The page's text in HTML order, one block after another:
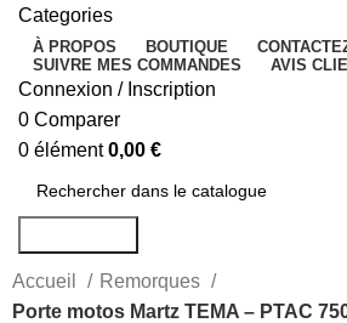
Categories
À PROPOS BOUTIQUE
SUIVRE MES COMMANDES
AVIS
Connexion / Inscription
0 Comparer
0 élément 0,00 €
Accueil
Remorques
Porte motos Martz TEMA – PTAC